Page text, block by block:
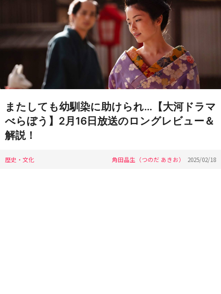
またしても幼馴染に助けられ…【大河ドラマ
べらぼう】2月16日放送のロングレビュー＆
解説！
歴史・文化 角田晶生（つのだ あきお） 2025/02/18